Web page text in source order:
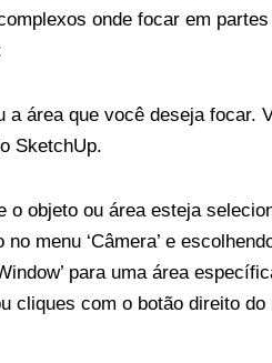
onde focar em
a área que você deseja focar.
SketchUp.
o objeto ou área esteja
menu ‘Câmera’ e
para uma área
cliques com o botão direito do